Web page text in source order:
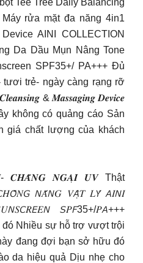
Tee Tree Daily Balancing
rửa mặt đa năng 4in1
AINI COLLECTION
Da Dầu Mụn Nâng Tone
SPF35+/ PA+++ Đủ
tươi trẻ- ngày càng rạng rỡ
& 𝑴𝒂𝒔𝒔𝒂𝒈𝒊𝒏𝒈 𝑫𝒆𝒗𝒊𝒄𝒆
không có quảng cáo Sản
giá chất lượng của khách
𝑵𝑮𝑨̣𝑰 𝑼𝑽 Thật
𝘕𝐴̆́𝘕𝐺 𝑉𝘈̣̂𝑇 𝐿𝘠́ 𝘈𝐼𝘕𝐼
𝘚𝑃𝘍35+/𝑃𝘈+++
Nhiều sự hỗ trợ vượt trội
đang đợi bạn sở hữu đó
da hiệu quả Dịu nhẹ cho